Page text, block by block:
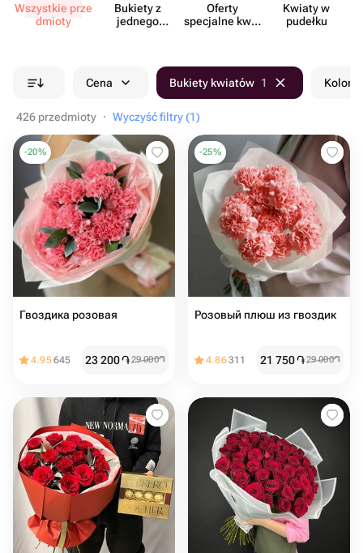
Wszystkie prze​
dmioty
Bukiety z
jednego
Oferty
specjalne kwia​
Kwiaty w
pudełku
Cena Bukiety kwiatów 1 Kolor
426 przedmioty · Wyczyść filtry (1)
-20%
Гвоздика розовая
4.95645 23 200֏29 000֏
-25%
Розовый плюш из гвоздик
4.86311 21 750֏29 000֏